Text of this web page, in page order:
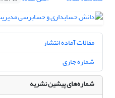
مقالات آماده انتشار
شماره جاری
شماره‌های پیشین نشریه